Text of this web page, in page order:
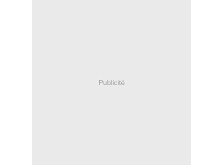
Publicité